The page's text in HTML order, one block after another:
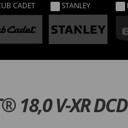
CADET STANLEY
18,0 V-XR